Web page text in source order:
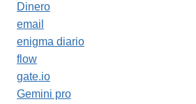
Dinero
email
enigma diario
flow
gate.io
Gemini pro